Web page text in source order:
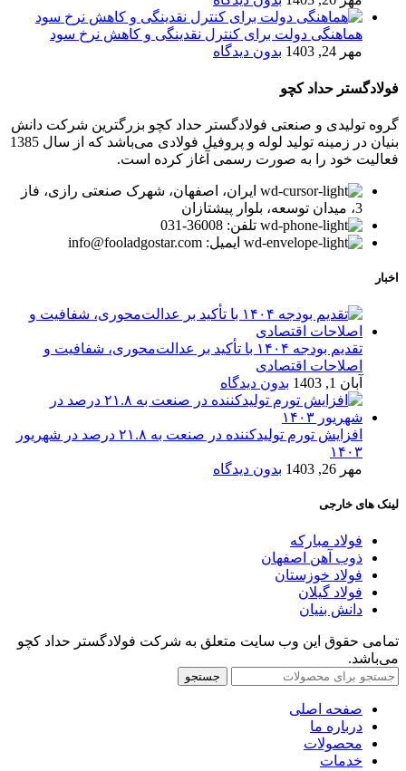
هماهنگی دولت برای کنترل نقدینگی و کاهش نرخ سود
مهر 24, 1403
بدون دیدگاه
فولادگستر حداد کچو
گروه تولیدی و صنعتی فولادگستر حداد کچو بزرگترین شرکت دانش
بنیان در زمینه تولید لوله و پروفیل فولادی می‌باشد که از سال 1385
فعالیت خود را به صورت رسمی آغاز کرده است.
ایران، اصفهان، شهرک صنعتی رازی، فاز
3، میدان توسعه، بلوار پیشتازان
تلفن: 36008-031
ایمیل: info@fooladgostar.com
اخبار
تقدیم بودجه ۱۴۰۴ با تأکید بر عدالت‌محوری، شفافیت و
اصلاحات اقتصادی
آبان 1, 1403
بدون دیدگاه
افزایش تورم تولیدکننده در صنعت به ۲۱.۸ درصد در شهریور
۱۴۰۳
مهر 26, 1403
بدون دیدگاه
لینک های خارجی
فولاد مبارکه
ذوب آهن اصفهان
فولاد خوزستان
فولاد گیلان
دانش بنیان
تمامی حقوق این وب سایت متعلق به شرکت فولادگستر حداد کچو
می‌باشد.
جستجو
صفحه اصلی
درباره ما
محصولات
خدمات